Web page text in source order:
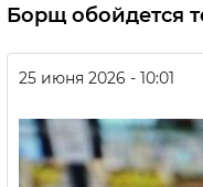
Борщ обойдется
25 июня 2026 - 10:01